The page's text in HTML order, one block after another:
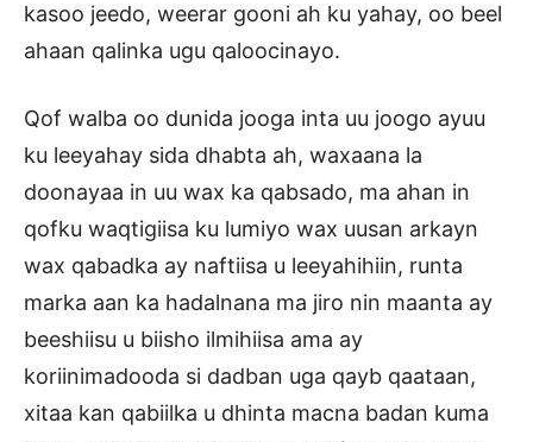
kasoo jeedo, weerar gooni ah ku yahay, oo beel
ahaan qalinka ugu qaloocinayo.
Qof walba oo dunida jooga inta uu joogo ayuu
ku leeyahay sida dhabta ah, waxaana la
doonayaa in uu wax ka qabsado, ma ahan in
qofku waqtigiisa ku lumiyo wax uusan arkayn
wax qabadka ay naftiisa u leeyahihiin, runta
marka aan ka hadalnana ma jiro nin maanta ay
beeshiisu u biisho ilmihiisa ama ay
koriinimadooda si dadban uga qayb qaataan,
xitaa kan qabiilka u dhinta macna badan kuma